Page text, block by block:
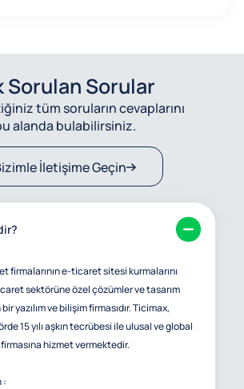
Sorulan Sorular
tüm soruların cevaplarını
alanda bulabilirsiniz.
İletişime Geçin
firmalarının e-ticaret sitesi kurmalarını
sektörüne özel çözümler ve tasarım
yazılım ve bilişim firmasıdır. Ticimax,
15 yılı aşkın tecrübesi ile ulusal ve global
hizmet vermektedir.
: